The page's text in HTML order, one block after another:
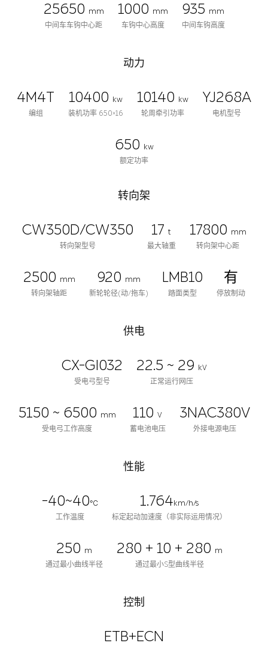
25650 mm
中间车车钩中心距
1000 mm
车钩中心高度
935 mm
中间车钩高度
动力
4M4T
编组
10400
kw
装机功率 650×16
10140
kw
轮周牵引功率
YJ268A
电机型号
650
kw
额定功率
转向架
CW350D/CW350
转向架型号
17 t
最大轴重
17800 mm
转向架中心距
2500 mm
转向架轴距
920 mm
新轮轮径(动/拖车)
LMB10
踏面类型
有
停放制动
供电
CX-GI032
受电弓型号
22.5 ~ 29
kV
正常运行网压
5150 ~ 6500 mm
受电弓工作高度
110 V
蓄电池电压
3NAC380V
外接电源电压
性能
-40~40℃
工作温度
1.764 km/h/s
标定起动加速度（非实际运用情况）
250 m
通过最小曲线半径
280 + 10 + 280 m
通过最小S型曲线半径
控制
ETB+ECN